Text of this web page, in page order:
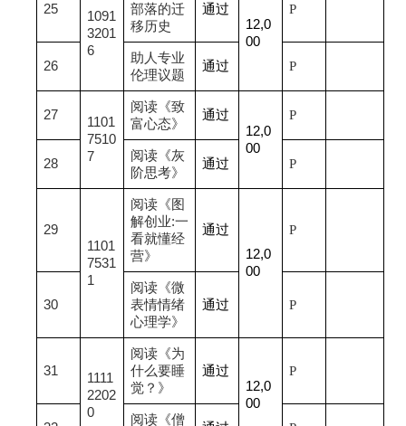
25
1091
3201
6
部落的迁
移历史
通过
12,0
00
P
26
助人专业
伦理议题
通过 P
27
1101
7510
7
阅读《致
富心态》
通过
12,0
00
P
28
阅读《灰
阶思考》
通过 P
29
1101
7531
1
阅读《图
解创业:一
看就懂经
营》
通过
12,0
00
P
30
阅读《微
表情情绪
心理学》
通过 P
31
1111
2202
0
阅读《为
什么要睡
觉？》
通过
12,0
00
P
阅读《僧